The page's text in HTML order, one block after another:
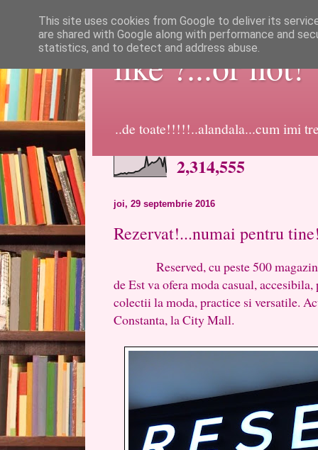
like ?...or not!
..de toate!!!!!..alandala...cum imi
2,314,555
joi, 29 septembrie 2016
Rezervat!...numai pentru
Reserved, cu peste 500 magazine
de Est va ofera moda casual,
colectii la moda, practice si versatile.
Constanta, la City Mall.
This site uses cookies from Google to deliver its
are shared with Google along with performance and
statistics, and to detect and address abuse.